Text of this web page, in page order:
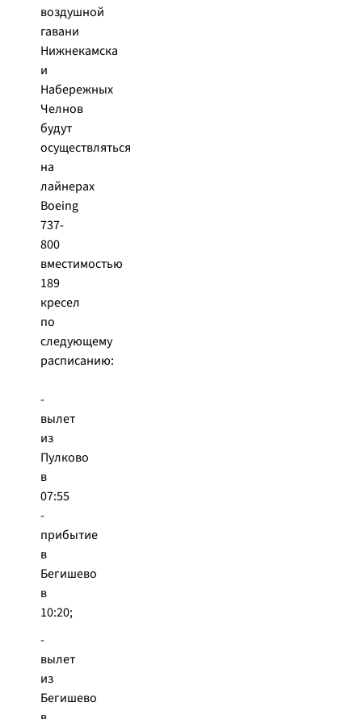
воздушной
гавани
Нижнекамска
и
Набережных
Челнов
будут
осуществляться
на
лайнерах
Boeing
737-
800
вместимостью
189
кресел
по
следующему
расписанию:
-
вылет
из
Пулково
в
07:55
-
прибытие
в
Бегишево
в
10:20;
-
вылет
из
Бегишево